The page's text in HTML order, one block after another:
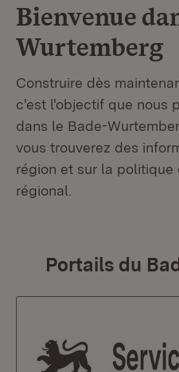
Bienvenue
Wurtemberg
Construire dès
c'est l'objectif que nous
dans le Bade-
vous trouverez des
région et sur la politique
régional.
Portails du